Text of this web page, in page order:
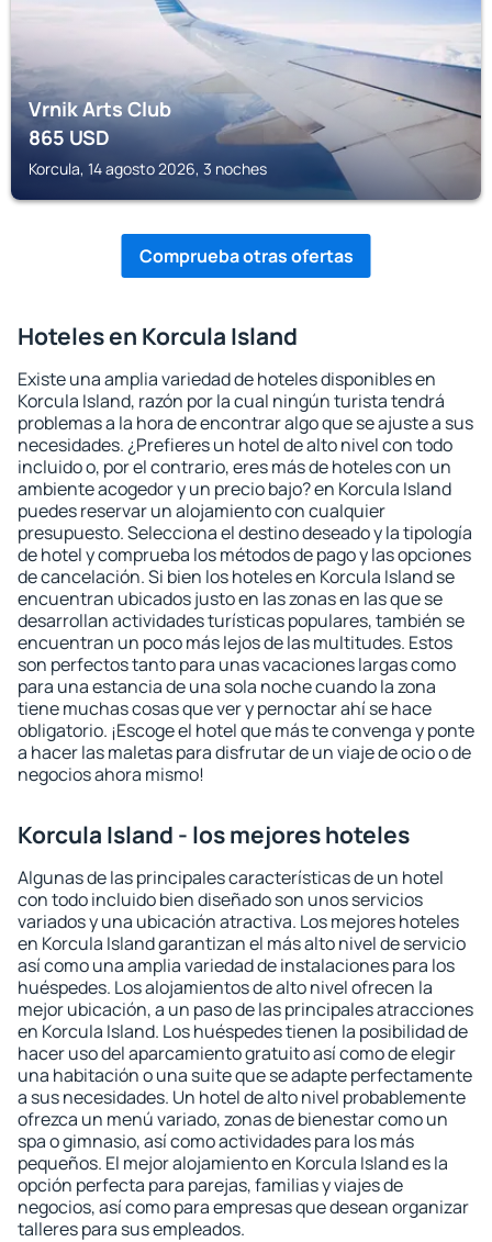
Vrnik Arts Club
865USD
Korcula, 14 agosto 2026, 3 noches
Comprueba otras ofertas
Hoteles en Korcula Island
Existe una amplia variedad de hoteles disponibles en
Korcula Island, razón por la cual ningún turista tendrá
problemas a la hora de encontrar algo que se ajuste a sus
necesidades. ¿Prefieres un hotel de alto nivel con todo
incluido o, por el contrario, eres más de hoteles con un
ambiente acogedor y un precio bajo? en Korcula Island
puedes reservar un alojamiento con cualquier
presupuesto. Selecciona el destino deseado y la tipología
de hotel y comprueba los métodos de pago y las opciones
de cancelación. Si bien los hoteles en Korcula Island se
encuentran ubicados justo en las zonas en las que se
desarrollan actividades turísticas populares, también se
encuentran un poco más lejos de las multitudes. Estos
son perfectos tanto para unas vacaciones largas como
para una estancia de una sola noche cuando la zona
tiene muchas cosas que ver y pernoctar ahí se hace
obligatorio. ¡Escoge el hotel que más te convenga y ponte
a hacer las maletas para disfrutar de un viaje de ocio o de
negocios ahora mismo!
Korcula Island - los mejores hoteles
Algunas de las principales características de un hotel
con todo incluido bien diseñado son unos servicios
variados y una ubicación atractiva. Los mejores hoteles
en Korcula Island garantizan el más alto nivel de servicio
así como una amplia variedad de instalaciones para los
huéspedes. Los alojamientos de alto nivel ofrecen la
mejor ubicación, a un paso de las principales atracciones
en Korcula Island. Los huéspedes tienen la posibilidad de
hacer uso del aparcamiento gratuito así como de elegir
una habitación o una suite que se adapte perfectamente
a sus necesidades. Un hotel de alto nivel probablemente
ofrezca un menú variado, zonas de bienestar como un
spa o gimnasio, así como actividades para los más
pequeños. El mejor alojamiento en Korcula Island es la
opción perfecta para parejas, familias y viajes de
negocios, así como para empresas que desean organizar
talleres para sus empleados.